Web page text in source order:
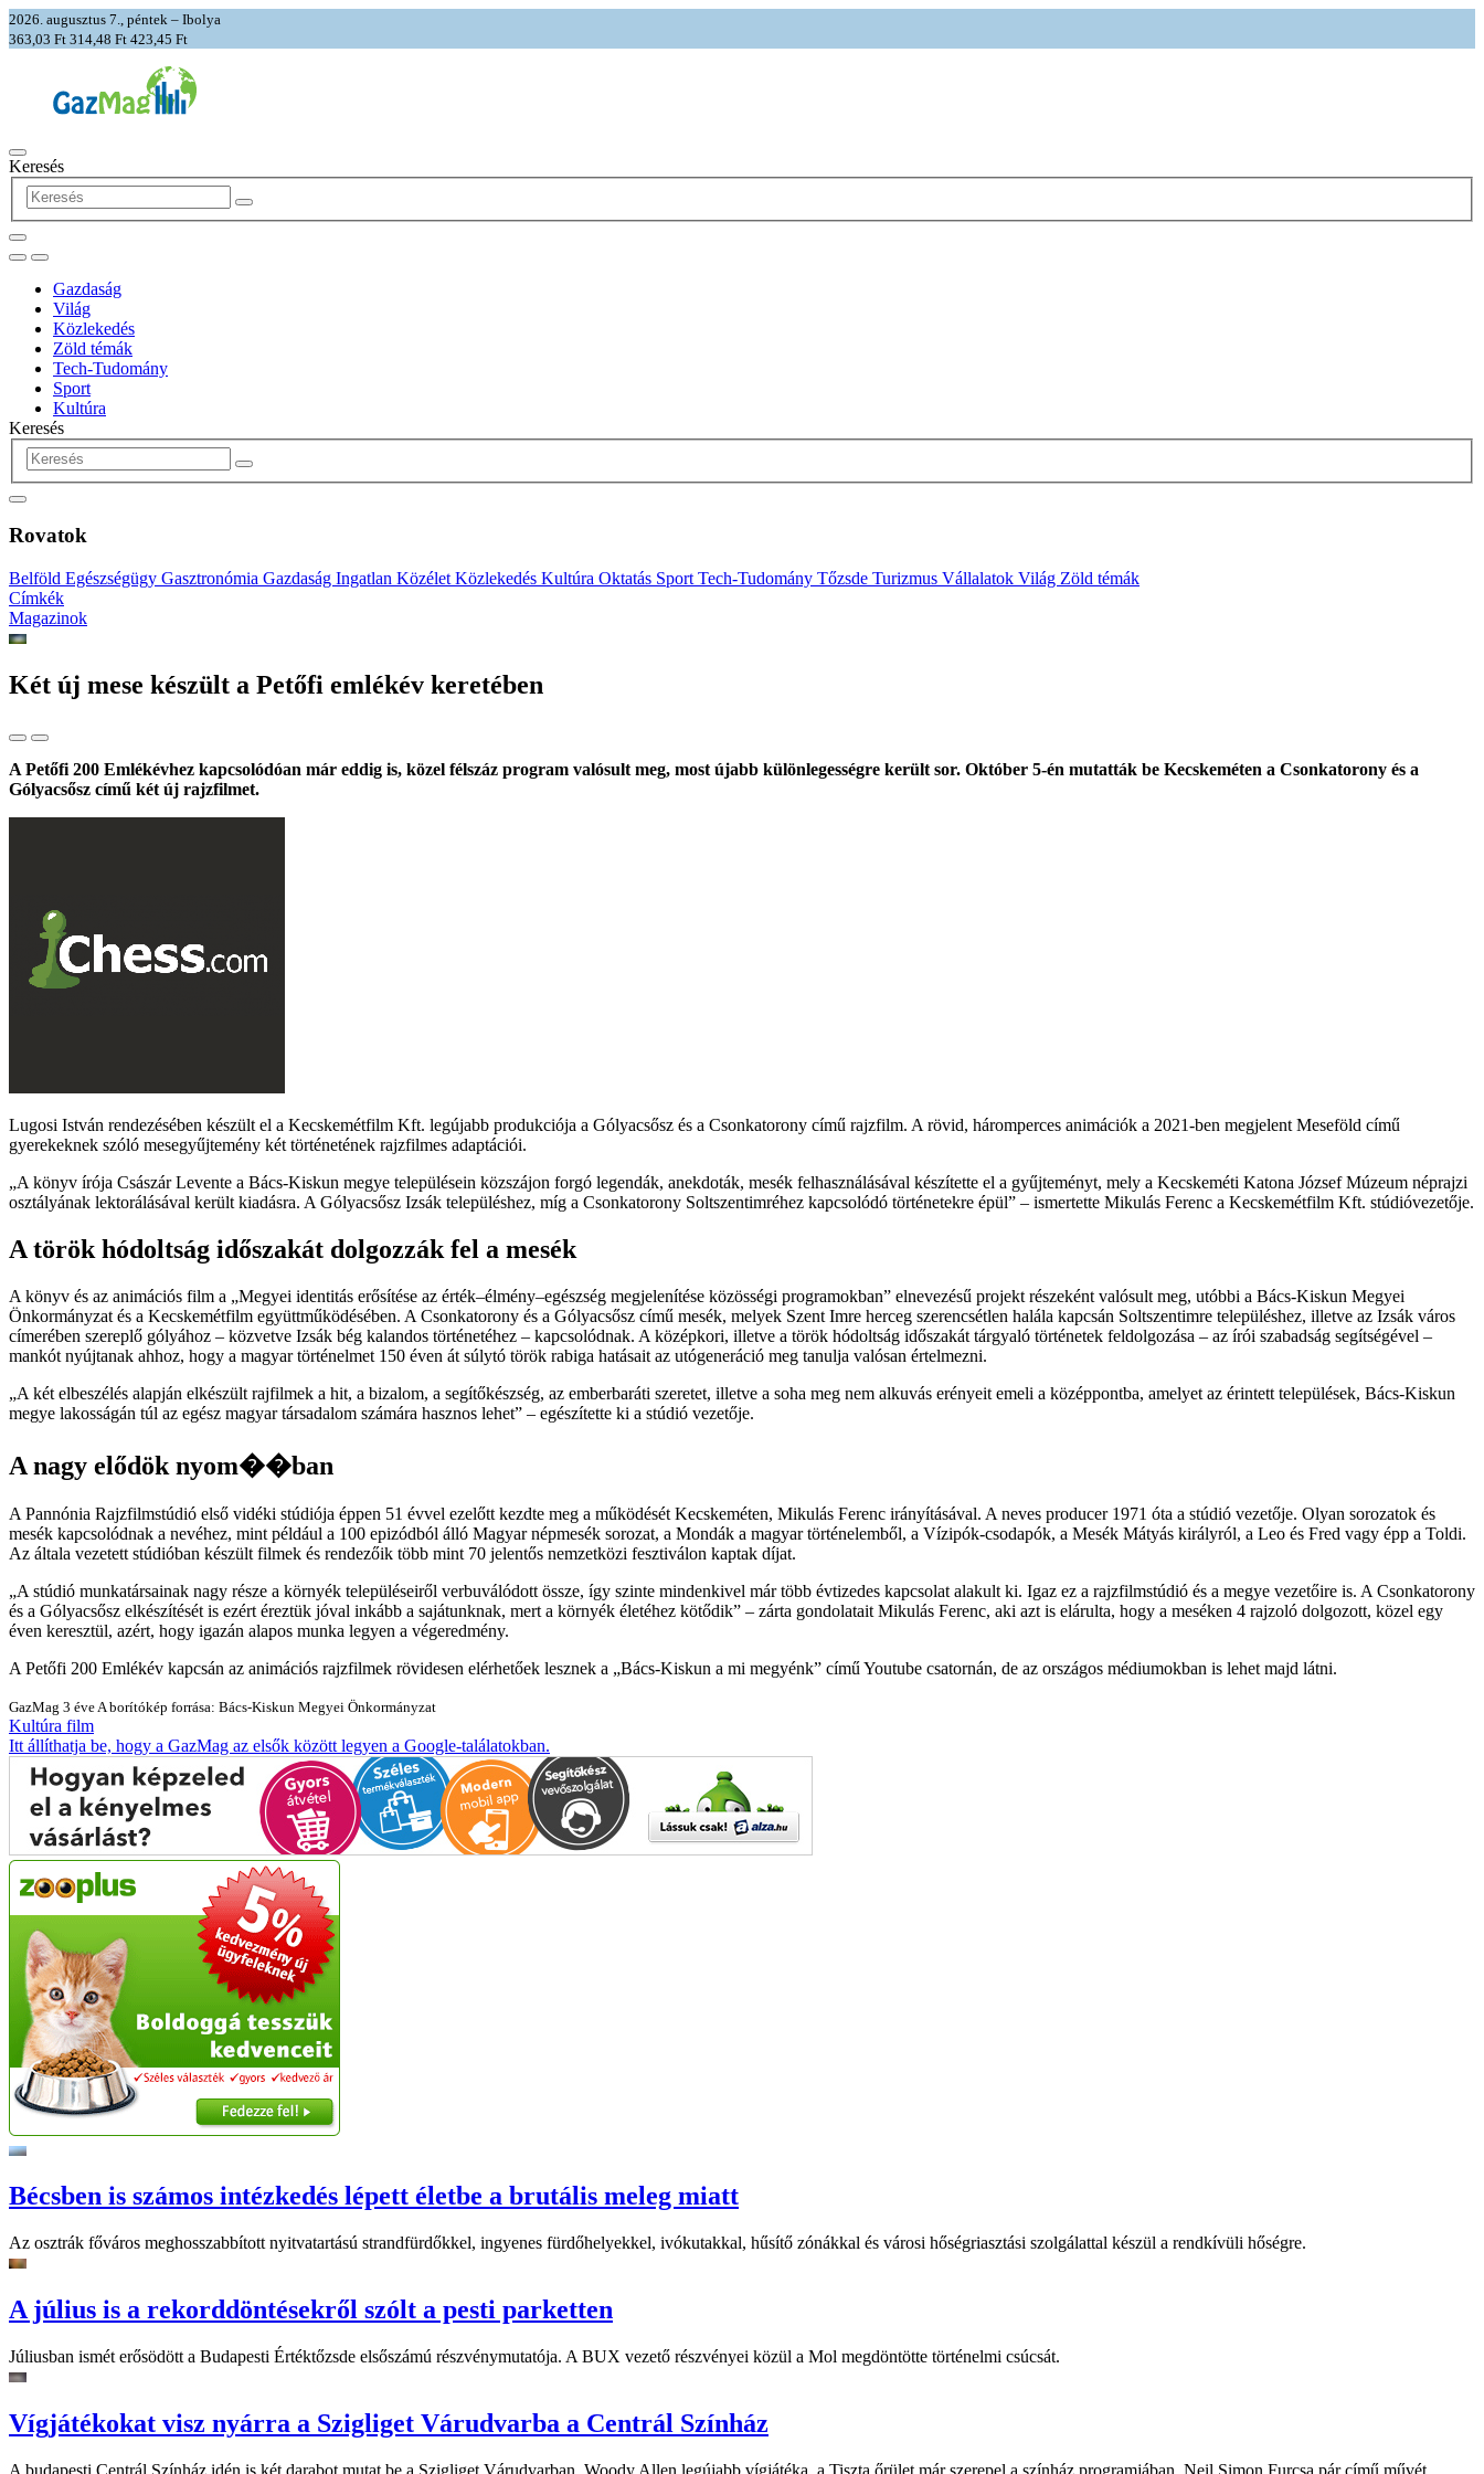
2026. augusztus 7., péntek – Ibolya
363,03 Ft 314,48 Ft 423,45 Ft
Keresés
Gazdaság
Világ
Közlekedés
Zöld témák
Tech-Tudomány
Sport
Kultúra
Keresés
Rovatok
Belföld Egészségügy Gasztronómia Gazdaság Ingatlan Közélet Közlekedés Kultúra Oktatás Sport Tech-Tudomány Tőzsde Turizmus Vállalatok Világ Zöld témák
Címkék
Magazinok
Két új mese készült a Petőfi emlékév keretében
A Petőfi 200 Emlékévhez kapcsolódóan már eddig is, közel félszáz program valósult meg, most újabb különlegességre került sor. Október 5-én mutatták be Kecskeméten a Csonkatorony és a
Gólyacsősz című két új rajzfilmet.
Lugosi István rendezésében készült el a Kecskemétfilm Kft. legújabb produkciója a Gólyacsősz és a Csonkatorony című rajzfilm. A rövid, háromperces animációk a 2021-ben megjelent Meseföld című
gyerekeknek szóló mesegyűjtemény két történetének rajzfilmes adaptációi.
A könyv írója Császár Levente a Bács-Kiskun megye településein közszájon forgó legendák, anekdoták, mesék felhasználásával készítette el a gyűjteményt, mely a Kecskeméti Katona József Múzeum néprajzi
osztályának lektorálásával került kiadásra. A Gólyacsősz Izsák településhez, míg a Csonkatorony Soltszentimréhez kapcsolódó történetekre épül
– ismertette Mikulás Ferenc a Kecskemétfilm Kft. stúdióvezetője.
A török hódoltság időszakát dolgozzák fel a mesék
A könyv és az animációs film a „Megyei identitás erősítése az érték–élmény–egészség megjelenítése közösségi programokban” elnevezésű projekt részeként valósult meg, utóbbi a Bács-Kiskun Megyei
Önkormányzat és a Kecskemétfilm együttműködésében. A Csonkatorony és a Gólyacsősz című mesék, melyek Szent Imre herceg szerencsétlen halála kapcsán Soltszentimre településhez, illetve az Izsák város
címerében szereplő gólyához – közvetve Izsák bég kalandos történetéhez – kapcsolódnak. A középkori, illetve a török hódoltság időszakát tárgyaló történetek feldolgozása – az írói szabadság segítségével –
mankót nyújtanak ahhoz, hogy a magyar történelmet 150 éven át súlytó török rabiga hatásait az utógeneráció meg tanulja valósan értelmezni.
A két elbeszélés alapján elkészült rajfilmek a hit, a bizalom, a segítőkészség, az emberbaráti szeretet, illetve a soha meg nem alkuvás erényeit emeli a középpontba, amelyet az érintett települések, Bács-Kiskun
megye lakosságán túl az egész magyar társadalom számára hasznos lehet
– egészítette ki a stúdió vezetője.
A nagy elődök nyom��ban
A Pannónia Rajzfilmstúdió első vidéki stúdiója éppen 51 évvel ezelőtt kezdte meg a működését Kecskeméten, Mikulás Ferenc irányításával. A neves producer 1971 óta a stúdió vezetője. Olyan sorozatok és
mesék kapcsolódnak a nevéhez, mint például a 100 epizódból álló Magyar népmesék sorozat, a Mondák a magyar történelemből, a Vízipók-csodapók, a Mesék Mátyás királyról, a Leo és Fred vagy épp a Toldi.
Az általa vezetett stúdióban készült filmek és rendezőik több mint 70 jelentős nemzetközi fesztiválon kaptak díjat.
A stúdió munkatársainak nagy része a környék településeiről verbuválódott össze, így szinte mindenkivel már több évtizedes kapcsolat alakult ki. Igaz ez a rajzfilmstúdió és a megye vezetőire is. A Csonkatorony
és a Gólyacsősz elkészítését is ezért éreztük jóval inkább a sajátunknak, mert a környék életéhez kötődik
– zárta gondolatait Mikulás Ferenc, aki azt is elárulta, hogy a meséken 4 rajzoló dolgozott, közel egy
éven keresztül, azért, hogy igazán alapos munka legyen a végeredmény.
A Petőfi 200 Emlékév kapcsán az animációs rajzfilmek rövidesen elérhetőek lesznek a „Bács-Kiskun a mi megyénk” című Youtube csatornán, de az országos médiumokban is lehet majd látni.
GazMag 3 éve A borítókép forrása: Bács-Kiskun Megyei Önkormányzat
Kultúra film
Itt állíthatja be, hogy a GazMag az elsők között legyen a Google-találatokban.
Bécsben is számos intézkedés lépett életbe a brutális meleg miatt
Az osztrák főváros meghosszabbított nyitvatartású strandfürdőkkel, ingyenes fürdőhelyekkel, ivókutakkal, hűsítő zónákkal és városi hőségriasztási szolgálattal készül a rendkívüli hőségre.
A július is a rekorddöntésekről szólt a pesti parketten
Júliusban ismét erősödött a Budapesti Értéktőzsde elsőszámú részvénymutatója. A BUX vezető részvényei közül a Mol megdöntötte történelmi csúcsát.
Vígjátékokat visz nyárra a Szigliget Várudvarba a Centrál Színház
A budapesti Centrál Színház idén is két darabot mutat be a Szigliget Várudvarban. Woody Allen legújabb vígjátéka, a Tiszta őrület már szerepel a színház programjában, Neil Simon Furcsa pár című művét